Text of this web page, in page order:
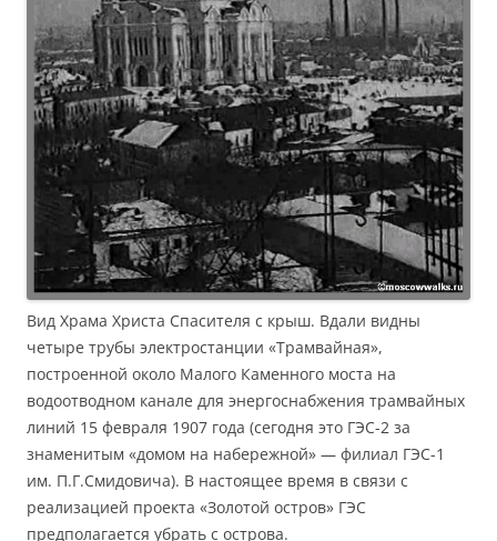
Вид Храма Христа Спасителя с крыш. Вдали видны
четыре трубы электростанции «Трамвайная»,
построенной около Малого Каменного моста на
водоотводном канале для энергоснабжения трамвайных
линий 15 февраля 1907 года (сегодня это ГЭС-2 за
знаменитым «домом на набережной» — филиал ГЭС-1
им. П.Г.Смидовича). В настоящее время в связи с
реализацией проекта «Золотой остров» ГЭС
предполагается убрать с острова.